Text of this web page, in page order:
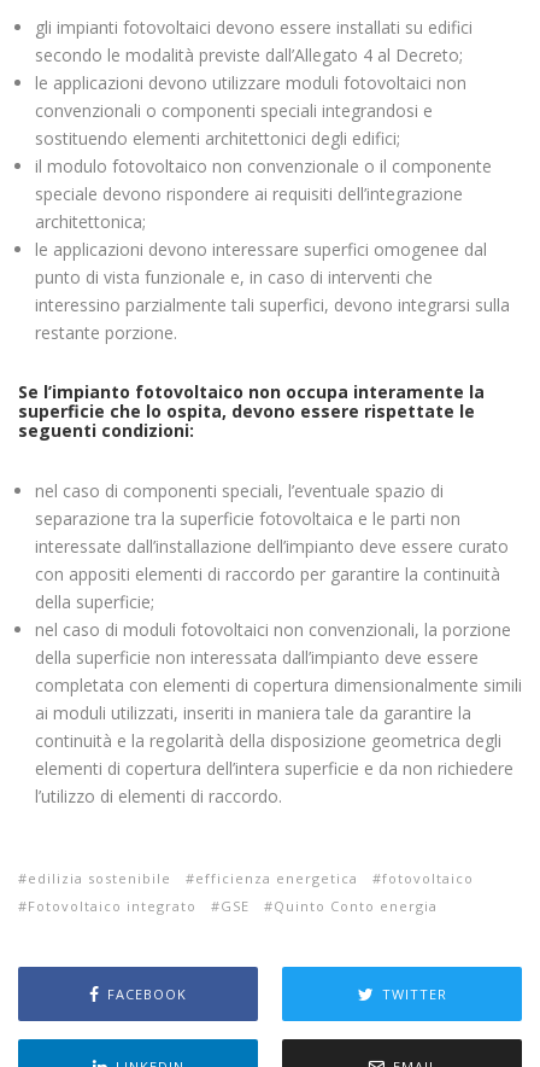
gli impianti fotovoltaici devono essere installati su edifici
secondo le modalità previste dall’Allegato 4 al Decreto;
le applicazioni devono utilizzare moduli fotovoltaici non
convenzionali o componenti speciali integrandosi e
sostituendo elementi architettonici degli edifici;
il modulo fotovoltaico non convenzionale o il componente
speciale devono rispondere ai requisiti dell’integrazione
architettonica;
le applicazioni devono interessare superfici omogenee dal
punto di vista funzionale e, in caso di interventi che
interessino parzialmente tali superfici, devono integrarsi sulla
restante porzione.
Se l’impianto fotovoltaico non occupa interamente la
superficie che lo ospita, devono essere rispettate le
seguenti condizioni:
nel caso di componenti speciali, l’eventuale spazio di
separazione tra la superficie fotovoltaica e le parti non
interessate dall’installazione dell’impianto deve essere curato
con appositi elementi di raccordo per garantire la continuità
della superficie;
nel caso di moduli fotovoltaici non convenzionali, la porzione
della superficie non interessata dall’impianto deve essere
completata con elementi di copertura dimensionalmente simili
ai moduli utilizzati, inseriti in maniera tale da garantire la
continuità e la regolarità della disposizione geometrica degli
elementi di copertura dell’intera superficie e da non richiedere
l’utilizzo di elementi di raccordo.
edilizia sostenibile efficienza energetica
fotovoltaico
Fotovoltaico integrato
GSE Quinto Conto energia
FACEBOOK TWITTER